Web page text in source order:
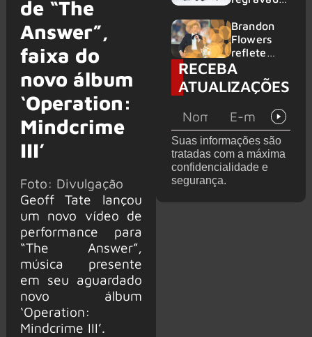
de “The
Answer”,
faixa do
novo álbum
‘Operation:
Mindcrime
III’
Foto: Divulgação
Geoff Tate lançou
um novo vídeo de
performance para
“The Answer”,
música presente
em seu aguardado
novo álbum
‘Operation:
Mindcrime III’.
am Ring
2026
membros
do GHOST
e KORN
Brandon
Flowers
reflete
sobre o
futuro e
levanta
de de
deixar os
palcos
RECEBA
ATUALIZAÇÕES
Suas informações são
tratadas com a máxima
confidencialidade e
segurança.